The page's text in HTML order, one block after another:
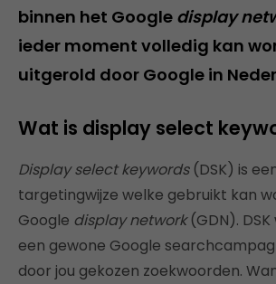
binnen het Google display
ieder moment volledig kan
uitgerold door Google in
Wat is display select
Display select keywords(DSK) is
targetingwijze welke gebruikt kan
Google display network(GDN).
een gewone Google
door jou gekozen zoekwoorden.